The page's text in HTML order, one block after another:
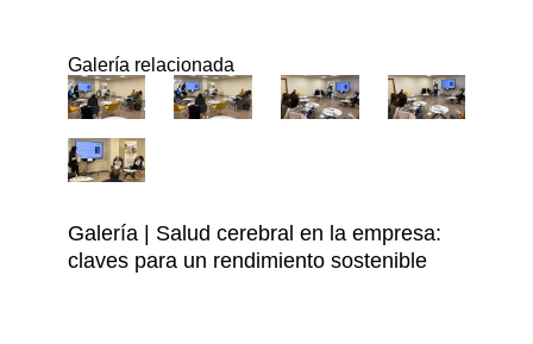
Galería relacionada
Galería | Salud cerebral en la empresa:
claves para un rendimiento sostenible